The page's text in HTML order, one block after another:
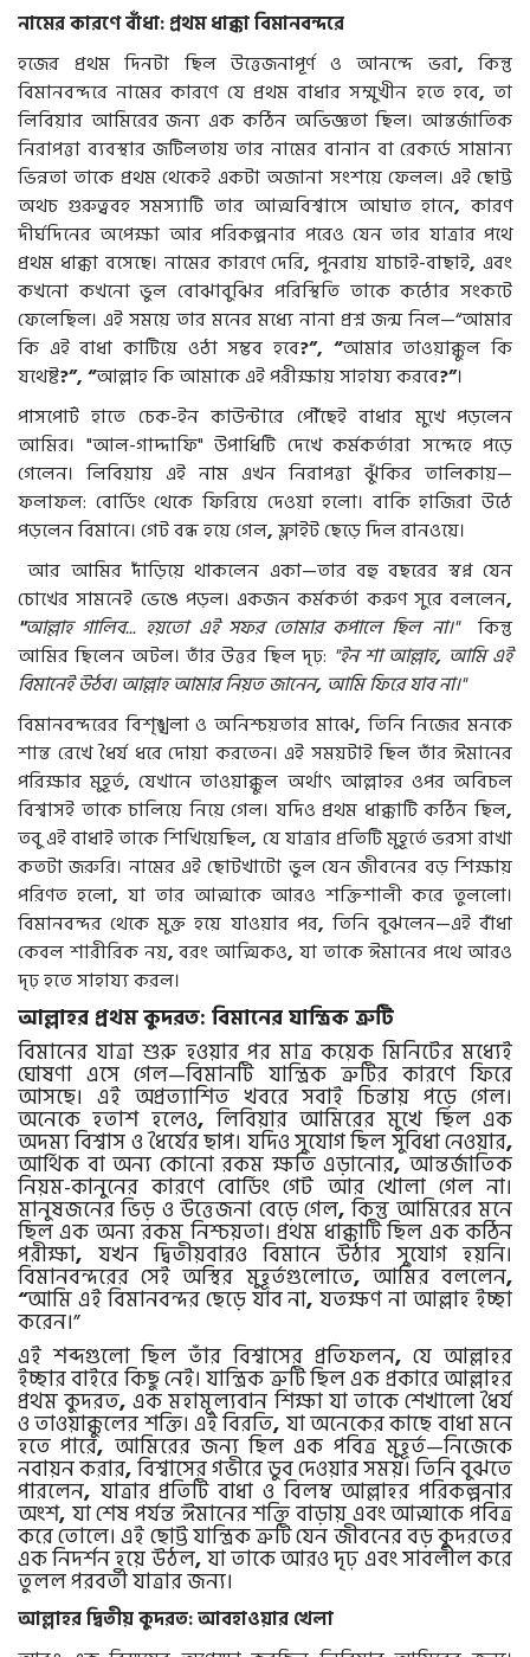
নামের কারণে বাঁধা: প্রথম ধাক্কা বিমানবন্দরে
হজের প্রথম দিনটা ছিল উত্তেজনাপূর্ণ ও আনন্দে ভরা, কিন্তু
বিমানবন্দরে নামের কারণে যে প্রথম বাধার সম্মুখীন হতে হবে,তা
লিবিয়ার আমিরের জন্য এক কঠিন অভিজ্ঞতা ছিল। আন্তর্জাতিক
নিরাপত্তা ব্যবস্থার জটিলতায় তার নামের বানান বা রেকর্ডে সামান্য
ভিন্নতা তাকে প্রথম থেকেই একটা অজানা সংশয়ে ফেলল। এই ছোট্ট
অথচ গুরুত্ববহ সমস্যাটি তার আত্মবিশ্বাসে আঘাত হানে,কারণ
দীর্ঘদিনের অপেক্ষা আর পরিকল্পনার পরেও যেন তার যাত্রার পথে
প্রথম ধাক্কা বসেছে। নামের কারণে দেরি,পুনরায় যাচাই-বাছাই, এবং
কখনো কখনো ভুল বোঝাবুঝির পরিস্থিতি তাকে কঠোর সংকটে
ফেলেছিল। এই সময়ে তার মনের মধ্যে নানা প্রশ্ন জন্ম নিল—“আমার
কি এই বাধা কাটিয়ে ওঠা সম্ভব হবে?”, “আমার তাওয়াক্কুল কি
যথেষ্ট?”, “আল্লাহ কি আমাকে এই পরীক্ষায় সাহায্য করবে?”।
পাসপোর্ট হাতে চেক-ইন কাউন্টারে পৌঁছেই বাধার মুখে পড়লেন
আমির। "আল-গাদ্দাফি" উপাধিটি দেখে কর্মকর্তারা সন্দেহে পড়ে
গেলেন। লিবিয়ায় এই নাম এখন নিরাপত্তা ঝুঁকির তালিকায়—
ফলাফল: বোর্ডিং থেকে ফিরিয়ে দেওয়া হলো। বাকি হাজিরা উঠে
পড়লেন বিমানে। গেট বন্ধ হয়ে গেল,ফ্লাইট ছেড়ে দিল রানওয়ে।
আর আমির দাঁড়িয়ে থাকলেন একা—তার বহু বছরের স্বপ্ন যেন
চোখের সামনেই ভেঙে পড়ল। একজন কর্মকর্তা করুণ সুরে বললেন,
"আল্লাহ গালিব... হয়তো এই সফর তোমার কপালে ছিল না।"কিন্তু
আমির ছিলেন অটল। তাঁর উত্তর ছিল দৃঢ়: "ইন শা আল্লাহ, আমি এই
বিমানেই উঠব। আল্লাহ আমার নিয়ত জানেন, আমি ফিরে যাব না।"
বিমানবন্দরের বিশৃঙ্খলা ও অনিশ্চয়তার মাঝে, তিনি নিজের মনকে
শান্ত রেখে ধৈর্য ধরে দোয়া করতেন। এই সময়টাই ছিল তাঁর ঈমানের
পরিক্ষার মুহূর্ত,যেখানে তাওয়াক্কুল অর্থাৎ আল্লাহর ওপর অবিচল
বিশ্বাসই তাকে চালিয়ে নিয়ে গেল। যদিও প্রথম ধাক্কাটি কঠিন ছিল,
তবু এই বাধাই তাকে শিখিয়েছিল, যে যাত্রার প্রতিটি মুহূর্তে ভরসা রাখা
কতটা জরুরি। নামের এই ছোটখাটো ভুল যেন জীবনের বড় শিক্ষায়
পরিণত হলো, যা তার আত্মাকে আরও শক্তিশালী করে তুললো।
বিমানবন্দর থেকে মুক্ত হয়ে যাওয়ার পর, তিনি বুঝলেন—এই বাঁধা
কেবল শারীরিক নয়,বরং আত্মিকও, যা তাকে ঈমানের পথে আরও
দৃঢ় হতে সাহায্য করল।
আল্লাহর প্রথম কুদরত: বিমানের যান্ত্রিক ত্রুটি
বিমানের যাত্রা শুরু হওয়ার পর মাত্র কয়েক মিনিটের মধ্যেই
ঘোষণা এসে গেল—বিমানটি যান্ত্রিক ত্রুটির কারণে ফিরে
আসছে। এই অপ্রত্যাশিত খবরে সবাই চিন্তায় পড়ে গেল।
অনেকে হতাশ হলেও, লিবিয়ার আমিরের মুখে ছিল এক
অদম্য বিশ্বাস ও ধৈর্যের ছাপ। যদিও সুযোগ ছিল সুবিধা নেওয়ার,
আর্থিক বা অন্য কোনো রকম ক্ষতি এড়ানোর,আন্তর্জাতিক
নিয়ম-কানুনের কারণে বোর্ডিং গেট আর খোলা গেল না।
মানুষজনের ভিড় ও উত্তেজনা বেড়ে গেল,কিন্তু আমিরের মনে
ছিল এক অন্য রকম নিশ্চয়তা। প্রথম ধাক্কাটি ছিল এক কঠিন
পরীক্ষা, যখন দ্বিতীয়বারও বিমানে উঠার সুযোগ হয়নি।
বিমানবন্দরের সেই অস্থির মুহূর্তগুলোতে, আমির বললেন,
“আমি এই বিমানবন্দর ছেড়ে যাব না,যতক্ষণ না আল্লাহ ইচ্ছা
করেন।”
এই শব্দগুলো ছিল তাঁর বিশ্বাসের প্রতিফলন,যে আল্লাহর
ইচ্ছার বাইরে কিছু নেই। যান্ত্রিক ত্রুটি ছিল এক প্রকারে আল্লাহর
প্রথম কুদরত,এক মহামূল্যবান শিক্ষা যা তাকে শেখালো ধৈর্য
ও তাওয়াক্কুলের শক্তি। এই বিরতি, যা অনেকের কাছে বাধা মনে
হতে পারে, আমিরের জন্য ছিল এক পবিত্র মুহূর্ত—নিজেকে
নবায়ন করার,বিশ্বাসের গভীরে ডুব দেওয়ার সময়। তিনি বুঝতে
পারলেন, যাত্রার প্রতিটি বাধা ও বিলম্ব আল্লাহর পরিকল্পনার
অংশ, যা শেষ পর্যন্ত ঈমানের শক্তি বাড়ায় এবং আত্মাকে পবিত্র
করে তোলে। এই ছোট্ট যান্ত্রিক ত্রুটি যেন জীবনের বড় কুদরতের
এক নিদর্শন হয়ে উঠল,যা তাকে আরও দৃঢ় এবং সাবলীল করে
তুলল পরবর্তী যাত্রার জন্য।
আল্লাহর দ্বিতীয় কুদরত: আবহাওয়ার খেলা